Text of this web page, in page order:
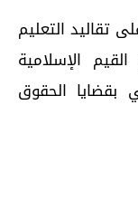
تقاليد التعليم
الإسلامية
بقضايا الحقوق